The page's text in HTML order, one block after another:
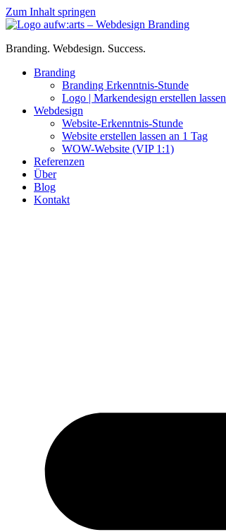
Zum Inhalt springen
Branding. Webdesign. Success.
Branding
Branding Erkenntnis-Stunde
Logo | Markendesign erstellen lassen
Webdesign
Website-Erkenntnis-Stunde
Website erstellen lassen an 1 Tag
WOW-Website (VIP 1:1)
Referenzen
Über
Blog
Kontakt